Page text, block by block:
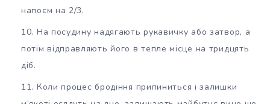
напоєм на 2/3.
На посудину надягають рукавичку або затвор, а
потім відправляють його в тепле місце на тридцять
діб.
Коли процес бродіння припиниться і залишки